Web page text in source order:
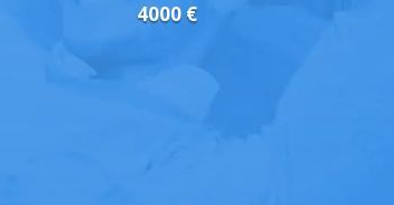
4000 €